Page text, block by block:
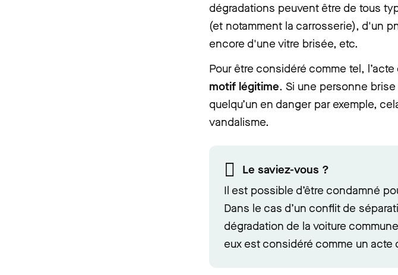
dégradations peuvent être de tous
(et notamment la carrosserie), d'un
encore d'une vitre brisée, etc.
Pour être considéré comme tel,
motif légitime. Si une personne
quelqu’un en danger par exemple,
vandalisme.
Le saviez-vous ?
Il est possible d’être condamné
Dans le cas d’un conflit de
dégradation de la voiture
eux est considéré comme un acte